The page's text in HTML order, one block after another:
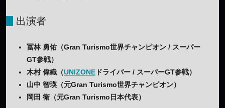
出演者
冨林 勇佑（Gran Turismo世界チャンピオン / スーパー
GT参戦）
木村 偉織（UNIZONE ドライバー / スーパーGT参戦）
山中 智瑛（元Gran Turismo世界チャンピオン）
岡田 衛（元Gran Turismo日本代表）